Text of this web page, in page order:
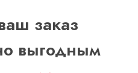
заказ
выгодным